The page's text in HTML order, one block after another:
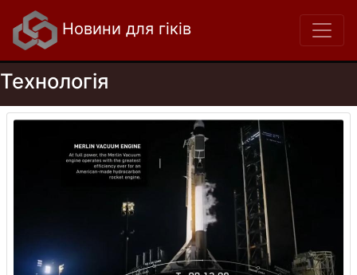
Новини для гіків
Технологія